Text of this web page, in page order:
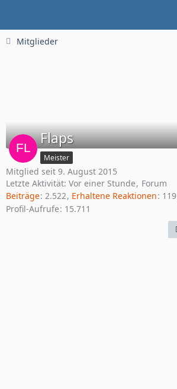
Mitglieder
Flaps
Meister
Mitglied seit 9. August 2015
Letzte Aktivität: Vor einer Stunde
Forum
Beiträge 2.522 Erhaltene Reaktionen 119
Profil-Aufrufe 15.711